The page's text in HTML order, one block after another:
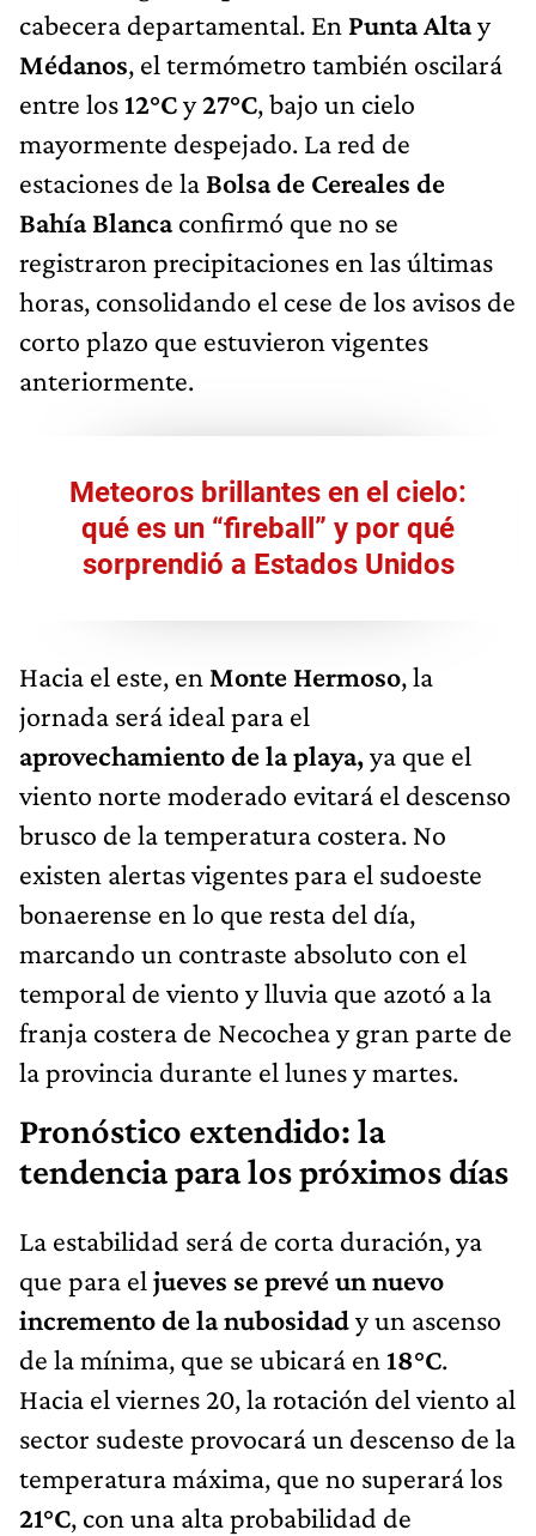
cabecera departamental. En Punta Altay
Médanos, el termómetro también oscilará
entre los12°Cy27°C, bajo un cielo
mayormente despejado. La red de
estaciones de la Bolsa de Cereales de
Bahía Blancaconfirmó que no se
registraron precipitaciones en las últimas
horas, consolidando el cese de los avisos de
corto plazo que estuvieron vigentes
anteriormente.
Meteoros brillantes en el cielo:
qué es un “fireball” y por qué
sorprendió a Estados Unidos
Hacia el este, en Monte Hermoso, la
jornada será ideal para el
aprovechamiento de la playa,ya que el
viento norte moderado evitará el descenso
brusco de la temperatura costera. No
existen alertas vigentes para el sudoeste
bonaerense en lo que resta del día,
marcando un contraste absoluto con el
temporal de viento y lluvia que azotó a la
franja costera de Necochea y gran parte de
la provincia durante el lunes y martes.
Pronóstico extendido: la
tendencia para los próximos días
La estabilidad será de corta duración, ya
que para el jueves se prevé un nuevo
incremento de la nubosidady un ascenso
de la mínima, que se ubicará en 18°C.
Hacia el viernes 20, la rotación del viento al
sector sudeste provocará un descenso de la
temperatura máxima, que no superará los
21°C, con una alta probabilidad de